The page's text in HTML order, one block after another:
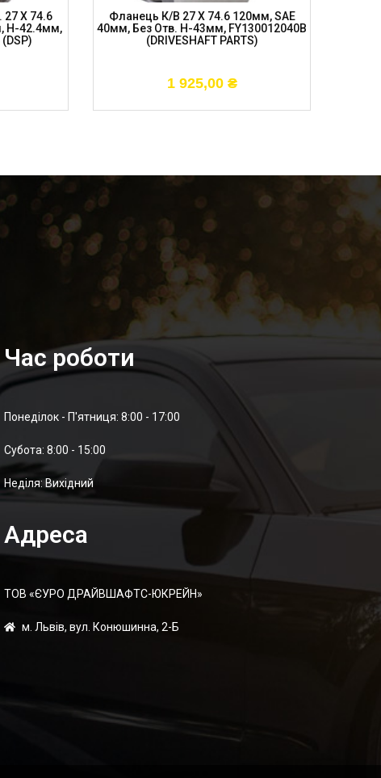
X 74.6
H-42.4мм,
Фланець К/в 27 X 74.6 120мм, SAE
40мм, Без Отв. H-43мм, FY130012040B
(DRIVESHAFT PARTS)
1 925,00 ₴
Час роботи
Понеділок - П'ятниця: 8:00 - 17:00
Суботa: 8:00 - 15:00
Неділя: Вихідний
Адреса
ТОВ «ЄУРО ДРАЙВШАФТC-ЮКРЕЙН»
м. Львів, вул. Конюшинна, 2-Б